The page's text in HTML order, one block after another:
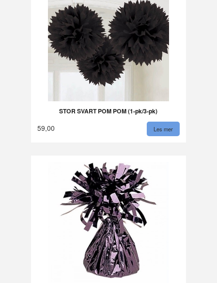
STOR SVART POM POM (1-pk/3-pk)
59,00 Les mer